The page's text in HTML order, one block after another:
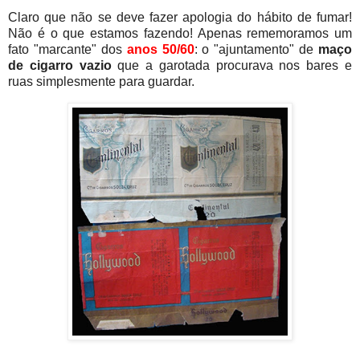
Claro que não se deve fazer apologia do hábito de fumar!
Não é o que estamos fazendo! Apenas rememoramos um
fato "marcante" dos anos 50/60: o "ajuntamento" de maço
de cigarro vazioque a garotada procurava nos bares e
ruas simplesmente para guardar.